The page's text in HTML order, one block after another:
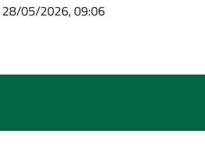
28/05/2026, 09:06